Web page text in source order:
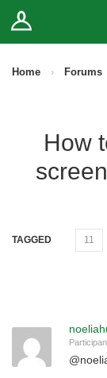
Log In
Home › Forums
How
TAGGED 11
@